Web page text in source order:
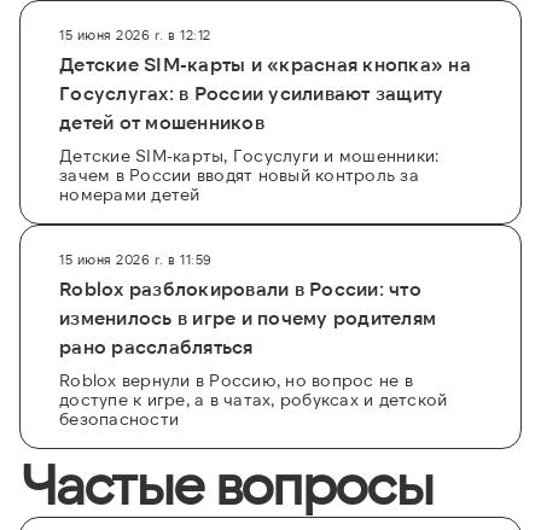
15 июня 2026 г. в 12:12
Детские SIM-карты и «красная кнопка» на
Госуслугах: в России усиливают защиту
детей от мошенников
Детские SIM-карты, Госуслуги и мошенники:
зачем в России вводят новый контроль за
номерами детей
15 июня 2026 г. в 11:59
Roblox разблокировали в России: что
изменилось в игре и почему родителям
рано расслабляться
Roblox вернули в Россию, но вопрос не в
доступе к игре, а в чатах, робуксах и детской
безопасности
Частые вопросы